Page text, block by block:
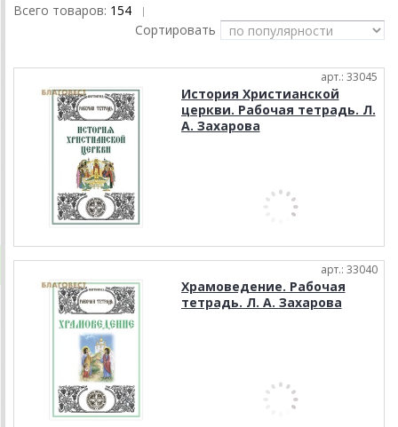
Всего товаров: 154 |
Сортировать
арт.: 33045
История Христианской
церкви. Рабочая тетрадь. Л.
А. Захарова
арт.: 33040
Храмоведение. Рабочая
тетрадь. Л. А. Захарова